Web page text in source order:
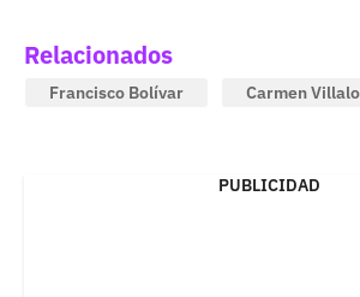
Relacionados
Francisco Bolívar Carmen
PUBLICIDAD